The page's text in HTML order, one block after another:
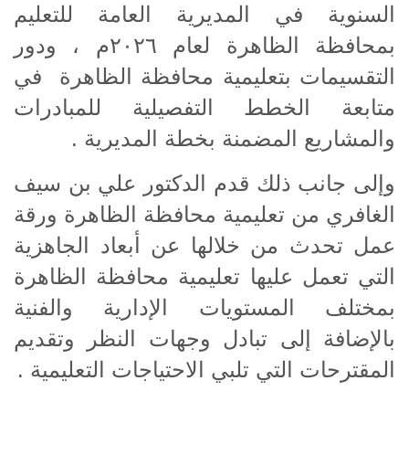
السنوية في المديرية العامة للتعليم
بمحافظة الظاهرة لعام ٢٠٢٦م ، ودور
التقسيمات بتعليمية محافظة الظاهرة في
متابعة الخطط التفصيلية للمبادرات
والمشاريع المضمنة بخطة المديرية .
وإلى جانب ذلك قدم الدكتور علي بن سيف
الغافري من تعليمية محافظة الظاهرة ورقة
عمل تحدث من خلالها عن أبعاد الجاهزية
التي تعمل عليها تعليمية محافظة الظاهرة
بمختلف المستويات الإدارية والفنية
بالإضافة إلى تبادل وجهات النظر وتقديم
المقترحات التي تلبي الاحتياجات التعليمية .